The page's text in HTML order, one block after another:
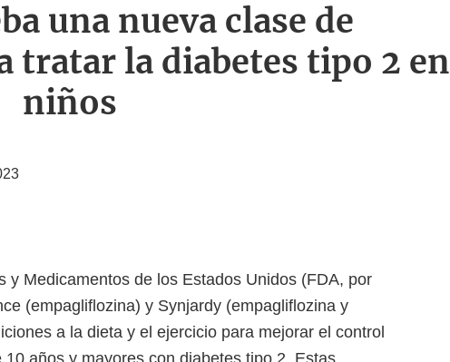
una nueva clase de
tratar la diabetes tipo 2 en
niños
y Medicamentos de los Estados Unidos (FDA, por
(empagliflozina) y Synjardy (empagliflozina y
a la dieta y el ejercicio para mejorar el control